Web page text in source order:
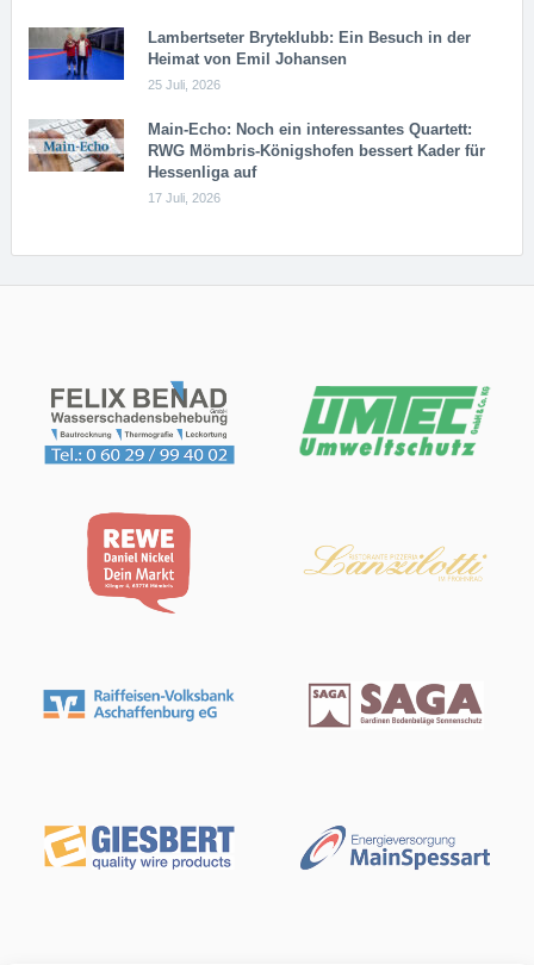
Lambertseter Bryteklubb: Ein Besuch in der
Heimat von Emil Johansen
25 Juli, 2026
Main-Echo: Noch ein in­ter­es­san­tes Quar­tett:
RWG Möm­b­ris-Kö­n­igs­ho­fen bessert Kader für
Hessenliga auf
17 Juli, 2026